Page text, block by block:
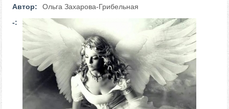
Автор:
Ольга Захарова-Грибельная
-: